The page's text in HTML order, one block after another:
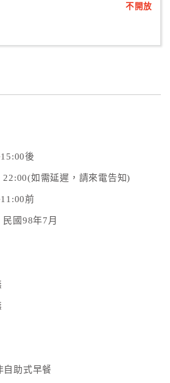
不開放
15:00後
22:00(如需延遲，請來電告知)
11:00前
民國98年7月
自助式早餐